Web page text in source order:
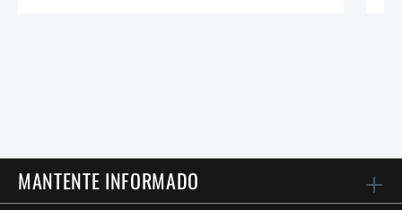
MANTENTE INFORMADO